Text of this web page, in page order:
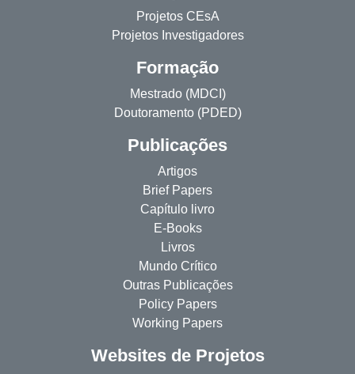
Projetos CEsA
Projetos Investigadores
Formação
Mestrado (MDCI)
Doutoramento (PDED)
Publicações
Artigos
Brief Papers
Capítulo livro
E-Books
Livros
Mundo Crítico
Outras Publicações
Policy Papers
Working Papers
Websites de Projetos